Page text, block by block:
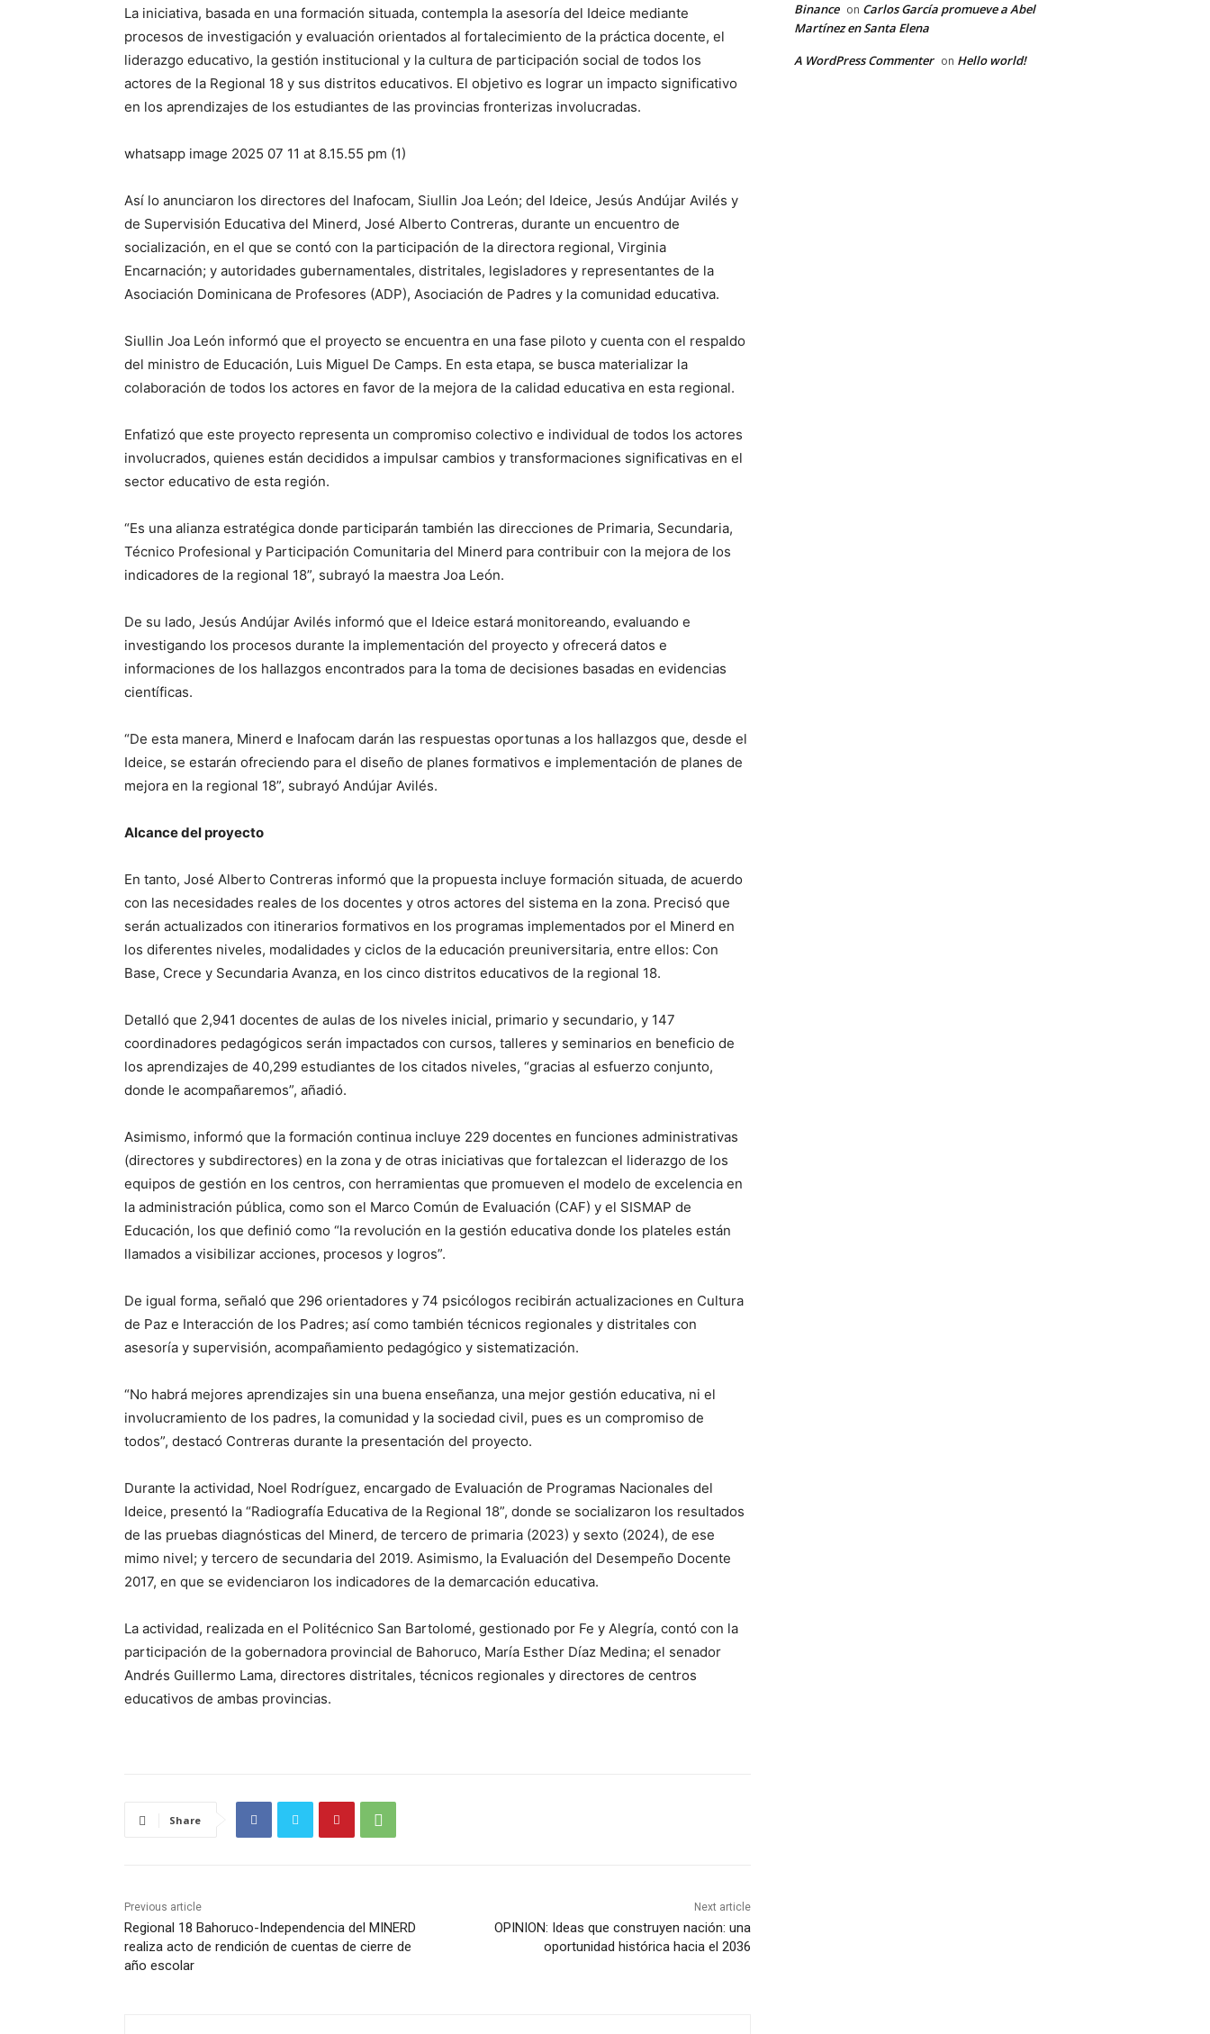
La iniciativa, basada en una formación situada, contempla la asesoría del Ideice mediante
procesos de investigación y evaluación orientados al fortalecimiento de la práctica docente, el
liderazgo educativo, la gestión institucional y la cultura de participación social de todos los
actores de la Regional 18 y sus distritos educativos. El objetivo es lograr un impacto significativo
en los aprendizajes de los estudiantes de las provincias fronterizas involucradas.
whatsapp image 2025 07 11 at 8.15.55 pm (1)
Así lo anunciaron los directores del Inafocam, Siullin Joa León; del Ideice, Jesús Andújar Avilés y
de Supervisión Educativa del Minerd, José Alberto Contreras, durante un encuentro de
socialización, en el que se contó con la participación de la directora regional, Virginia
Encarnación; y autoridades gubernamentales, distritales, legisladores y representantes de la
Asociación Dominicana de Profesores (ADP), Asociación de Padres y la comunidad educativa.
Siullin Joa León informó que el proyecto se encuentra en una fase piloto y cuenta con el respaldo
del ministro de Educación, Luis Miguel De Camps. En esta etapa, se busca materializar la
colaboración de todos los actores en favor de la mejora de la calidad educativa en esta regional.
Enfatizó que este proyecto representa un compromiso colectivo e individual de todos los actores
involucrados, quienes están decididos a impulsar cambios y transformaciones significativas en el
sector educativo de esta región.
“Es una alianza estratégica donde participarán también las direcciones de Primaria, Secundaria,
Técnico Profesional y Participación Comunitaria del Minerd para contribuir con la mejora de los
indicadores de la regional 18”, subrayó la maestra Joa León.
De su lado, Jesús Andújar Avilés informó que el Ideice estará monitoreando, evaluando e
investigando los procesos durante la implementación del proyecto y ofrecerá datos e
informaciones de los hallazgos encontrados para la toma de decisiones basadas en evidencias
científicas.
“De esta manera, Minerd e Inafocam darán las respuestas oportunas a los hallazgos que, desde el
Ideice, se estarán ofreciendo para el diseño de planes formativos e implementación de planes de
mejora en la regional 18”, subrayó Andújar Avilés.
Alcance del proyecto
En tanto, José Alberto Contreras informó que la propuesta incluye formación situada, de acuerdo
con las necesidades reales de los docentes y otros actores del sistema en la zona. Precisó que
serán actualizados con itinerarios formativos en los programas implementados por el Minerd en
los diferentes niveles, modalidades y ciclos de la educación preuniversitaria, entre ellos: Con
Base, Crece y Secundaria Avanza, en los cinco distritos educativos de la regional 18.
Detalló que 2,941 docentes de aulas de los niveles inicial, primario y secundario, y 147
coordinadores pedagógicos serán impactados con cursos, talleres y seminarios en beneficio de
los aprendizajes de 40,299 estudiantes de los citados niveles, “gracias al esfuerzo conjunto,
donde le acompañaremos”, añadió.
Asimismo, informó que la formación continua incluye 229 docentes en funciones administrativas
(directores y subdirectores) en la zona y de otras iniciativas que fortalezcan el liderazgo de los
equipos de gestión en los centros, con herramientas que promueven el modelo de excelencia en
la administración pública, como son el Marco Común de Evaluación (CAF) y el SISMAP de
Educación, los que definió como “la revolución en la gestión educativa donde los plateles están
llamados a visibilizar acciones, procesos y logros”.
De igual forma, señaló que 296 orientadores y 74 psicólogos recibirán actualizaciones en Cultura
de Paz e Interacción de los Padres; así como también técnicos regionales y distritales con
asesoría y supervisión, acompañamiento pedagógico y sistematización.
“No habrá mejores aprendizajes sin una buena enseñanza, una mejor gestión educativa, ni el
involucramiento de los padres, la comunidad y la sociedad civil, pues es un compromiso de
todos”, destacó Contreras durante la presentación del proyecto.
Durante la actividad, Noel Rodríguez, encargado de Evaluación de Programas Nacionales del
Ideice, presentó la “Radiografía Educativa de la Regional 18”, donde se socializaron los resultados
de las pruebas diagnósticas del Minerd, de tercero de primaria (2023) y sexto (2024), de ese
mimo nivel; y tercero de secundaria del 2019. Asimismo, la Evaluación del Desempeño Docente
2017, en que se evidenciaron los indicadores de la demarcación educativa.
La actividad, realizada en el Politécnico San Bartolomé, gestionado por Fe y Alegría, contó con la
participación de la gobernadora provincial de Bahoruco, María Esther Díaz Medina; el senador
Andrés Guillermo Lama, directores distritales, técnicos regionales y directores de centros
educativos de ambas provincias.
Share
Previous article
Regional 18 Bahoruco-Independencia del MINERD
realiza acto de rendición de cuentas de cierre de
año escolar
Next article
OPINION: Ideas que construyen nación: una
oportunidad histórica hacia el 2036
Binance on Carlos García promueve a Abel
Martínez en Santa Elena
A WordPress Commenter on Hello world!